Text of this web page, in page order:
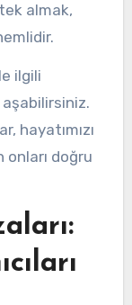
almak,
ilgili
aşabilirsiniz.
hayatımızı
onları doğru